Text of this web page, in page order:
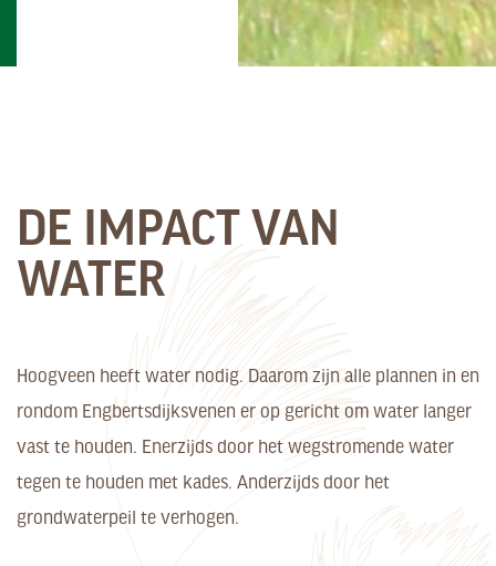
DE IMPACT VAN
WATER
Hoogveen heeft water nodig. Daarom zijn alle plannen in en
rondom Engbertsdijksvenen er op gericht om water langer
vast te houden. Enerzijds door het wegstromende water
tegen te houden met kades. Anderzijds door het
grondwaterpeil te verhogen.